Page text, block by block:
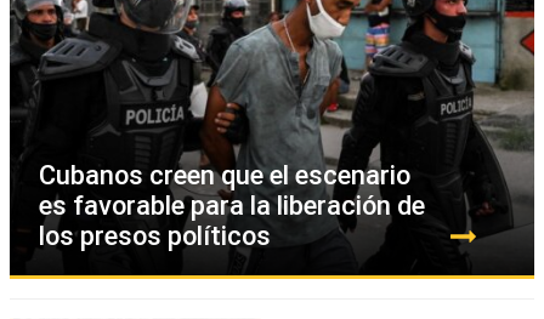
Cubanos creen que el escenario
es favorable para la liberación de
los presos políticos